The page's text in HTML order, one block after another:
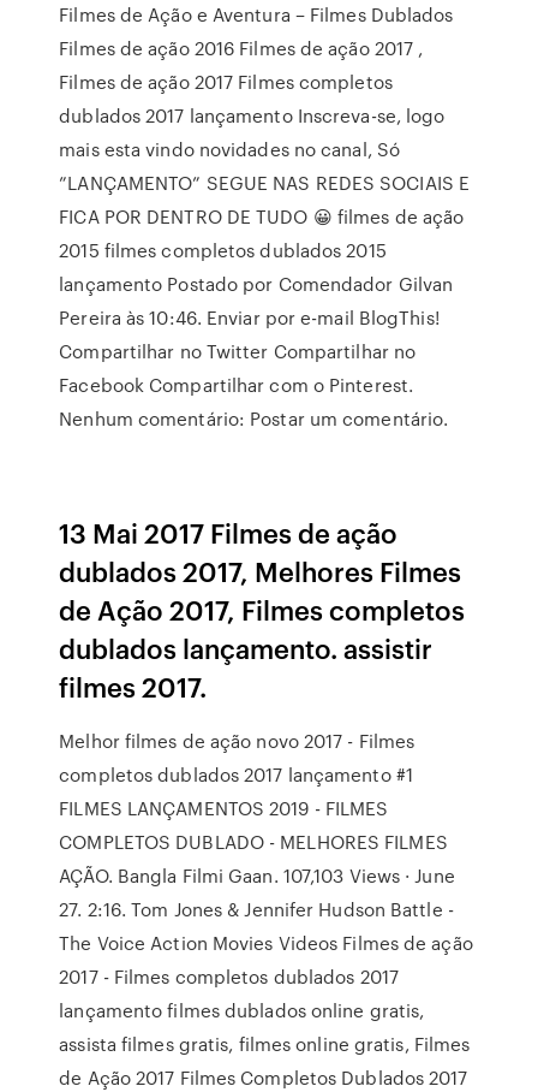
Filmes de Ação e Aventura – Filmes Dublados
Filmes de ação 2016 Filmes de ação 2017 ,
Filmes de ação 2017 Filmes completos
dublados 2017 lançamento Inscreva-se, logo
mais esta vindo novidades no canal, Só
”LANÇAMENTO” SEGUE NAS REDES SOCIAIS E
FICA POR DENTRO DE TUDO 😀 filmes de ação
2015 filmes completos dublados 2015
lançamento Postado por Comendador Gilvan
Pereira às 10:46. Enviar por e-mail BlogThis!
Compartilhar no Twitter Compartilhar no
Facebook Compartilhar com o Pinterest.
Nenhum comentário: Postar um comentário.
13 Mai 2017 Filmes de ação
dublados 2017, Melhores Filmes
de Ação 2017, Filmes completos
dublados lançamento. assistir
filmes 2017.
Melhor filmes de ação novo 2017 - Filmes
completos dublados 2017 lançamento #1
FILMES LANÇAMENTOS 2019 - FILMES
COMPLETOS DUBLADO - MELHORES FILMES
AÇÃO. Bangla Filmi Gaan. 107,103 Views · June
27. 2:16. Tom Jones & Jennifer Hudson Battle -
The Voice Action Movies Videos Filmes de ação
2017 - Filmes completos dublados 2017
lançamento filmes dublados online gratis,
assista filmes gratis, filmes online gratis, Filmes
de Ação 2017 Filmes Completos Dublados 2017